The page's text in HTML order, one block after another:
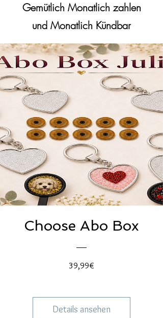
Gemütlich Monatlich zahlen
und Monatlich Kündbar
Choose Abo Box
39,99€
Details ansehen